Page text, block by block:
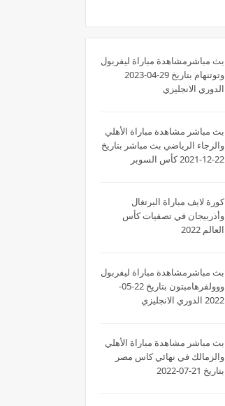
بث مباشرمشاهدة مباراة ليفربول
وتوتنهام بتاريخ 29-04-2023
الدوري الانجليزي
بث مباشر مشاهدة مباراة الأهلي
والرجاء الرياضي بث مباشر بتاريخ
22-12-2021 كأس السوبر
كورة لايف مباراة البرتغال
وأذربيجان في تصفيات كأس
العالم 2022
بث مباشرمشاهدة مباراة ليفربول
ووولفرهامبتون بتاريخ 22-05-
2022 الدوري الانجليزي
بث مباشر مشاهدة مباراة الأهلي
والزمالك في نهائي كاس مصر
بتاريخ 21-07-2022